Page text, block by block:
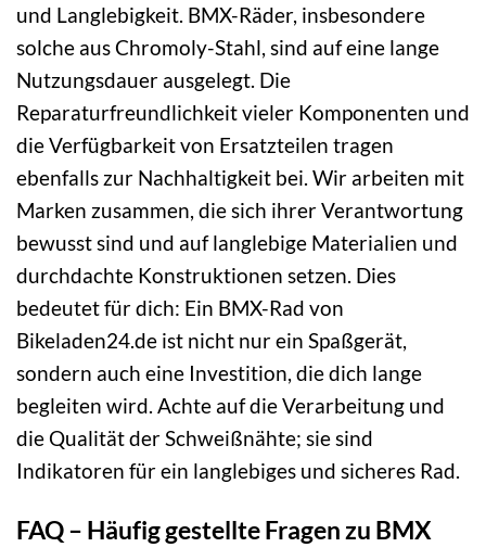
und Langlebigkeit. BMX-Räder, insbesondere
solche aus Chromoly-Stahl, sind auf eine lange
Nutzungsdauer ausgelegt. Die
Reparaturfreundlichkeit vieler Komponenten und
die Verfügbarkeit von Ersatzteilen tragen
ebenfalls zur Nachhaltigkeit bei. Wir arbeiten mit
Marken zusammen, die sich ihrer Verantwortung
bewusst sind und auf langlebige Materialien und
durchdachte Konstruktionen setzen. Dies
bedeutet für dich: Ein BMX-Rad von
Bikeladen24.de ist nicht nur ein Spaßgerät,
sondern auch eine Investition, die dich lange
begleiten wird. Achte auf die Verarbeitung und
die Qualität der Schweißnähte; sie sind
Indikatoren für ein langlebiges und sicheres Rad.
FAQ – Häufig gestellte Fragen zu BMX